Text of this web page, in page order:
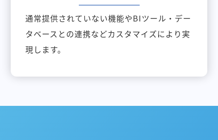
通常提供されていない機能やBIツール・デー
タベースとの連携などカスタマイズにより実
現します。